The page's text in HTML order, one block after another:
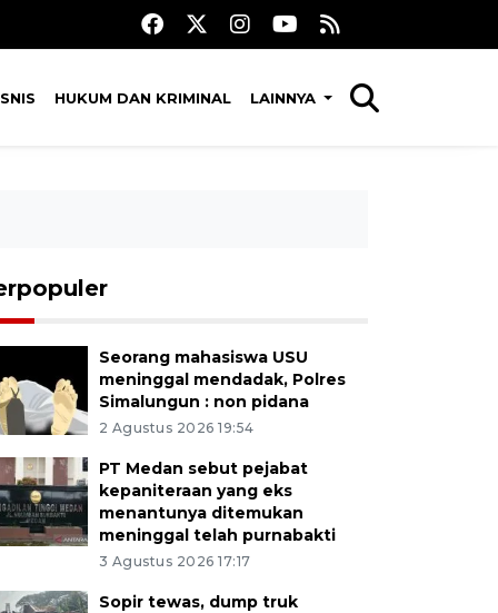
HUKUM DAN KRIMINAL LAINNYA
Seorang mahasiswa USU
meninggal mendadak, Polres
Simalungun : non pidana
2 Agustus 2026 19:54
PT Medan sebut pejabat
kepaniteraan yang eks
menantunya ditemukan
meninggal telah purnabakti
3 Agustus 2026 17:17
Sopir tewas, dump truk